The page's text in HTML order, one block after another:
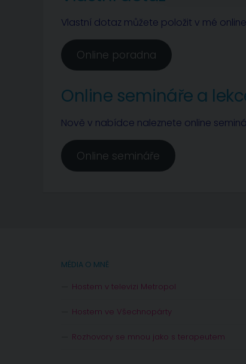
Vlastní dotaz můžete položit v mé
Online poradna
Online semináře a
Nově v nabídce naleznete online
Online semináře
MÉDIA O MNĚ
Hostem v televizi Metropol
Hostem ve Všechnopárty
Rozhovory se mnou jako s terapeutem